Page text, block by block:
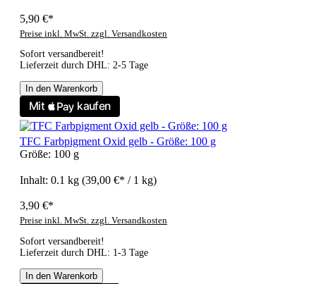
5,90 €*
Preise inkl. MwSt. zzgl. Versandkosten
Sofort versandbereit!
Lieferzeit durch DHL: 2-5 Tage
In den Warenkorb
TFC Farbpigment Oxid gelb - Größe: 100 g
Größe: 100 g
Inhalt: 0.1 kg (39,00 €* / 1 kg)
3,90 €*
Preise inkl. MwSt. zzgl. Versandkosten
Sofort versandbereit!
Lieferzeit durch DHL: 1-3 Tage
In den Warenkorb